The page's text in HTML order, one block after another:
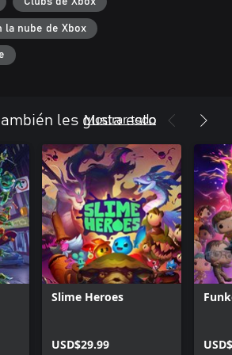
la nube de Xbox
les gusta esto
Mostrar todo
Slime Heroes
USD$29.99